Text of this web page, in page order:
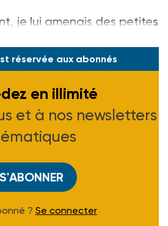
je lui amenais des petites
réservée aux abonnés
en illimité
et à nos newsletters
S'ABONNER
? Se connecter